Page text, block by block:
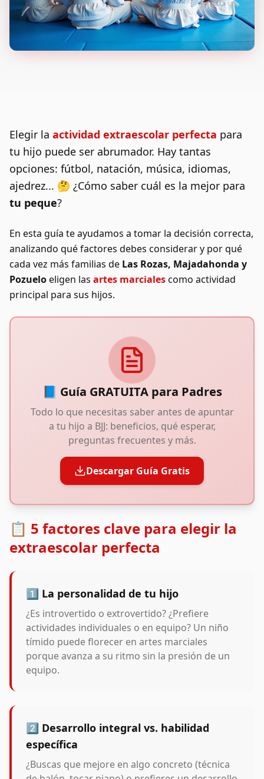
Elegir la actividad extraescolar perfecta para
tu hijo puede ser abrumador. Hay tantas
opciones: fútbol, natación, música, idiomas,
ajedrez... 🤔 ¿Cómo saber cuál es la mejor para
tu peque?
En esta guía te ayudamos a tomar la decisión correcta,
analizando qué factores debes considerar y por qué
cada vez más familias de Las Rozas, Majadahonda y
Pozueloeligen las artes marcialescomo actividad
principal para sus hijos.
📘 Guía GRATUITA para Padres
Todo lo que necesitas saber antes de apuntar
a tu hijo a BJJ: beneficios, qué esperar,
preguntas frecuentes y más.
Descargar Guía Gratis
📋 5 factores clave para elegir la
extraescolar perfecta
1️⃣ La personalidad de tu hijo
¿Es introvertido o extrovertido? ¿Prefiere
actividades individuales o en equipo? Un niño
tímido puede florecer en artes marciales
porque avanza a su ritmo sin la presión de un
equipo.
2️⃣ Desarrollo integral vs. habilidad
específica
¿Buscas que mejore en algo concreto (técnica